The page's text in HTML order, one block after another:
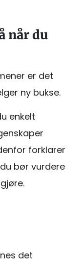
når du
er det
ny bukse.
enkelt
forklarer
bør vurdere
det